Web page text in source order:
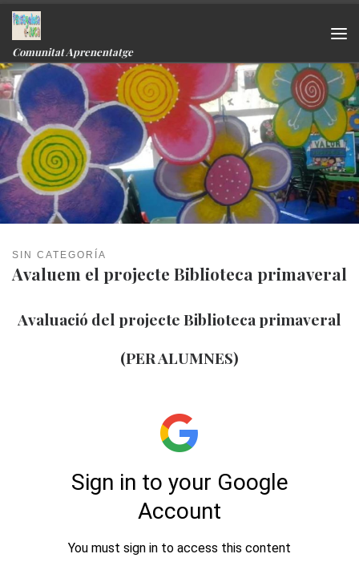
Skip to content
Comunitat Aprenentatge
SIN CATEGORÍA
Avaluem el projecte Biblioteca primaveral
Avaluació del projecte Biblioteca primaveral
(PER ALUMNES)